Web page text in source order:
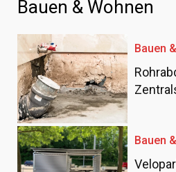
Bauen & Wohnen
Bauen
Bauen